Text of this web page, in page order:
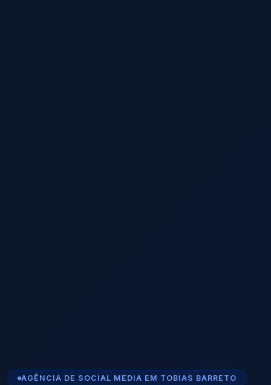
AGÊNCIA DE SOCIAL MEDIA EM TOBIAS BARRETO